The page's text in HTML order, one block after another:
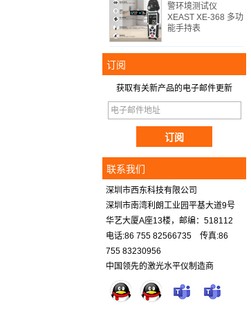
警环境测试仪
XEAST XE-368 多功
能手持表
订阅
获取有关新产品的电子邮件更新
联系我们
深圳市西东科技有限公司
深圳市南湾利朗工业园平基大道9号
华艺大厦A座13楼，邮编：518112
电话:86 755 82566735 传真:86
755 83230956
中国领先的激光水平仪制造商